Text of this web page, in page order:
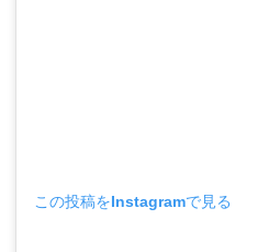
この投稿をInstagramで見る